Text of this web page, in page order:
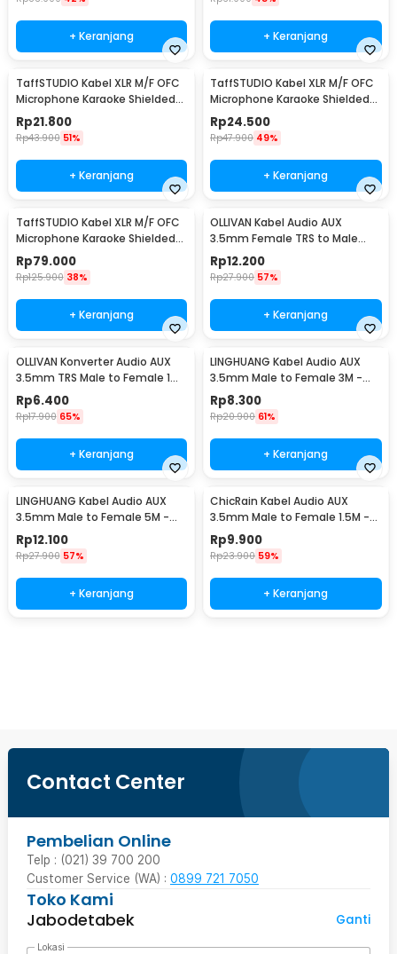
+ Keranjang + Keranjang
TaffSTUDIO Kabel XLR M/F OFC
Microphone Karaoke Shielded
1M - BOF30
Rp21.800
Rp43.900 51%
+ Keranjang
TaffSTUDIO Kabel XLR M/F OFC
Microphone Karaoke Shielded
1.8M - BOF30
Rp24.500
Rp47.900 49%
+ Keranjang
TaffSTUDIO Kabel XLR M/F OFC
Microphone Karaoke Shielded
20M - BOF30
Rp79.000
Rp125.900 38%
+ Keranjang
OLLIVAN Kabel Audio AUX
3.5mm Female TRS to Male
TRRS 20cm - AV119
Rp12.200
Rp27.900 57%
+ Keranjang
OLLIVAN Konverter Audio AUX
3.5mm TRS Male to Female 1
PCS - AV119
Rp6.400
Rp17.900 65%
+ Keranjang
LINGHUANG Kabel Audio AUX
3.5mm Male to Female 3M -
AV124
Rp8.300
Rp20.900 61%
+ Keranjang
LINGHUANG Kabel Audio AUX
3.5mm Male to Female 5M -
AV124
Rp12.100
Rp27.900 57%
+ Keranjang
ChicRain Kabel Audio AUX
3.5mm Male to Female 1.5M -
8535
Rp9.900
Rp23.900 59%
+ Keranjang
Contact Center
Pembelian Online
Telp : (021) 39 700 200
Customer Service (WA) : 0899 721 7050
Toko Kami
Jabodetabek
Ganti
Lokasi